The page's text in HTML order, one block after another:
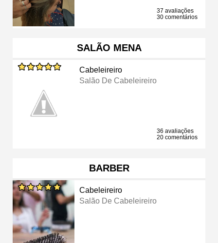
37 avaliações
30 comentários
SALÃO MENA
Cabeleireiro
Salão De Cabeleireiro
36 avaliações
20 comentários
BARBER
Cabeleireiro
Salão De Cabeleireiro